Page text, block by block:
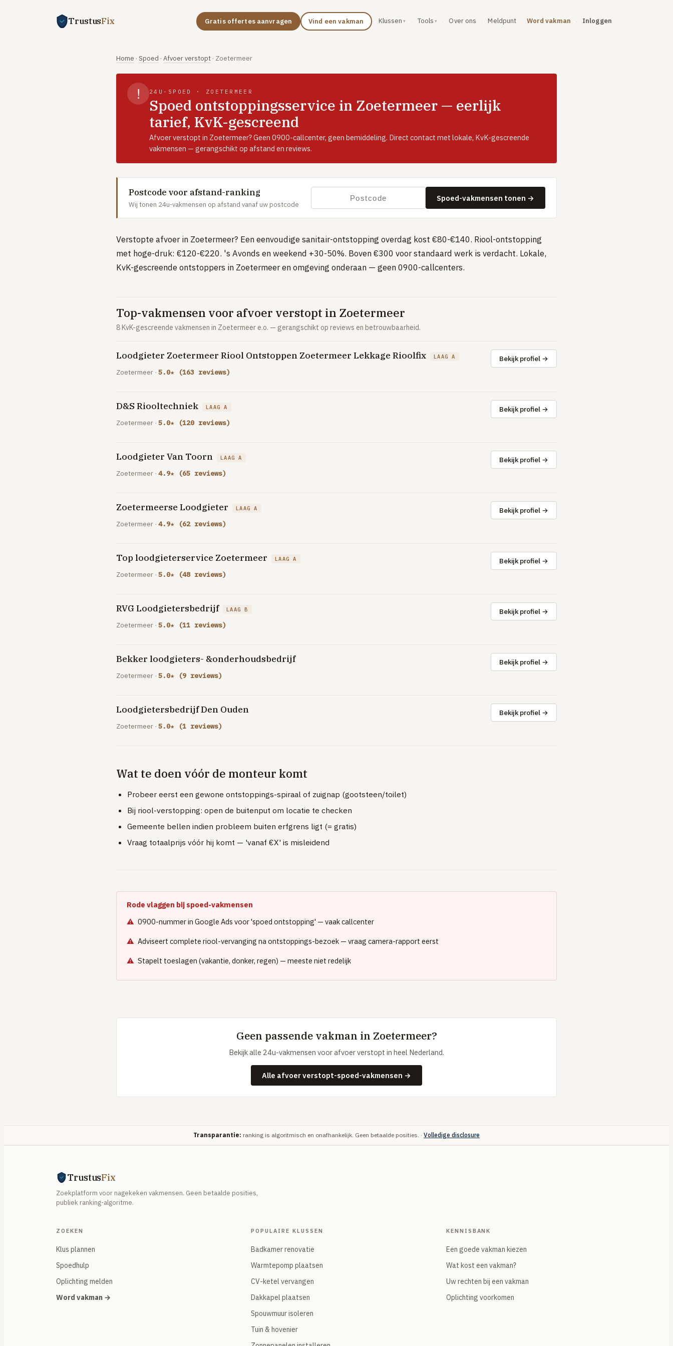
TrustusFix Gratis offertes aanvragen Vind een vakman · Klussen · Tools · Over ons · Meldpunt Word vakman · Inloggen
Home · Spoed · Afvoer verstopt · Zoetermeer
! 24U-SPOED · ZOETERMEER
Spoed ontstoppingsservice in Zoetermeer — eerlijk
tarief, KvK-gescreend
Afvoer verstopt in Zoetermeer? Geen 0900-callcenter, geen bemiddeling. Direct contact met lokale, KvK-gescreende
vakmensen — gerangschikt op afstand en reviews.
Postcode voor afstand-ranking
Wij tonen 24u-vakmensen op afstand vanaf uw postcode
Spoed-vakmensen tonen →
Verstopte afvoer in Zoetermeer? Een eenvoudige sanitair-ontstopping overdag kost €80-€140. Riool-ontstopping
met hoge-druk: €120-€220. 's Avonds en weekend +30-50%. Boven €300 voor standaard werk is verdacht. Lokale,
KvK-gescreende ontstoppers in Zoetermeer en omgeving onderaan — geen 0900-callcenters.
Top-vakmensen voor afvoer verstopt in Zoetermeer
8 KvK-gescreende vakmensen in Zoetermeer e.o. — gerangschikt op reviews en betrouwbaarheid.
Loodgieter Zoetermeer Riool Ontstoppen Zoetermeer Lekkage Rioolfix LAAG A
Zoetermeer · 5.0★ (163 reviews)
Bekijk profiel →
D&S Riooltechniek LAAG A
Zoetermeer · 5.0★ (120 reviews)
Bekijk profiel →
Loodgieter Van Toorn LAAG A
Zoetermeer · 4.9★ (65 reviews)
Bekijk profiel →
Zoetermeerse Loodgieter LAAG A
Zoetermeer · 4.9★ (62 reviews)
Bekijk profiel →
Top loodgieterservice Zoetermeer LAAG A
Zoetermeer · 5.0★ (48 reviews)
Bekijk profiel →
RVG Loodgietersbedrijf LAAG B
Zoetermeer · 5.0★ (11 reviews)
Bekijk profiel →
Bekker loodgieters- &onderhoudsbedrijf
Zoetermeer · 5.0★ (9 reviews)
Bekijk profiel →
Loodgietersbedrijf Den Ouden
Zoetermeer · 5.0★ (1 reviews)
Bekijk profiel →
Wat te doen vóór de monteur komt
Probeer eerst een gewone ontstoppings-spiraal of zuignap (gootsteen/toilet)
Bij riool-verstopping: open de buitenput om locatie te checken
Gemeente bellen indien probleem buiten erfgrens ligt (= gratis)
Vraag totaalprijs vóór hij komt — 'vanaf €X' is misleidend
Rode vlaggen bij spoed-vakmensen
0900-nummer in Google Ads voor 'spoed ontstopping' — vaak callcenter
Adviseert complete riool-vervanging na ontstoppings-bezoek — vraag camera-rapport eerst
Stapelt toeslagen (vakantie, donker, regen) — meeste niet redelijk
Geen passende vakman in Zoetermeer?
Bekijk alle 24u-vakmensen voor afvoer verstopt in heel Nederland.
Alle afvoer verstopt-spoed-vakmensen →
Transparantie: ranking is algoritmisch en onafhankelijk. Geen betaalde posities. · Volledige disclosure
TrustusFix
Zoekplatform voor nagekeken vakmensen. Geen betaalde posities,
publiek ranking-algoritme.
ZOEKEN
Klus plannen
Spoedhulp
Oplichting melden
Word vakman →
POPULAIRE KLUSSEN
Badkamer renovatie
Warmtepomp plaatsen
CV-ketel vervangen
Dakkapel plaatsen
Spouwmuur isoleren
Tuin & hovenier
KENNISBANK
Een goede vakman kiezen
Wat kost een vakman?
Uw rechten bij een vakman
Oplichting voorkomen